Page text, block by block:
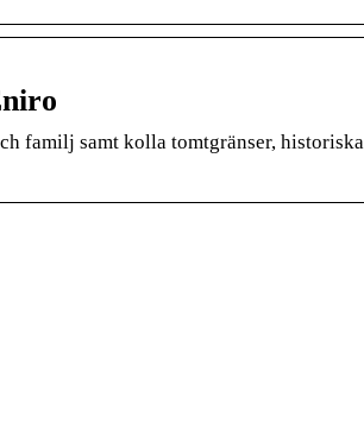
familj samt kolla tomtgränser, historiska